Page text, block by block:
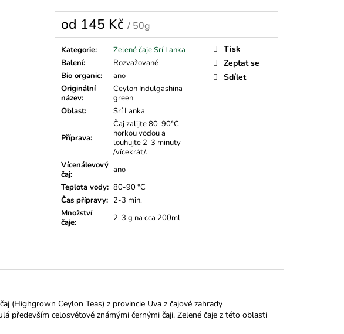
od 145 Kč / 50g
Měrná
cena:
Kategorie:
Zelené čaje Srí Lanka
Balení:
Rozvažované
Bio organic:
ano
Originální
název:
Ceylon Indulgashina
green
Oblast: Srí Lanka
Příprava:
Čaj zalijte 80-90°C
horkou vodou a
louhujte 2-3 minuty
/vícekrát/.
Vícenálevový
čaj:
ano
Teplota vody: 80-90 °C
Čas přípravy: 2-3 min.
Množství
čaje: 2-3 g na cca 200ml
Tisk
Zeptat se
Sdílet
(Highgrown Ceylon Teas) z provincie Uva z čajové zahrady
především celosvětově známými černými čaji. Zelené čaje z této oblasti